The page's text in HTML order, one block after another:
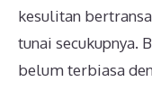
kesulitan
tunai secukupnya.
belum terbiasa